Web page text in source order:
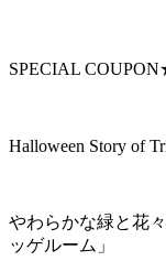
SPECIAL
Halloween Story of
やわらかな緑と花
ッゲルーム」